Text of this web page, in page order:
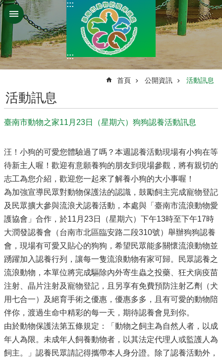
跳到主要內容區塊
搜
尋
進
階
搜
尋
處
務
業
務
職
掌
公
開
資
訊
會
計
專
區
互
動
專
區
:::
:::
首頁 公開資訊 活動訊息
活動訊息
臺南市動物之家11月23日（星期六）狗狗認養活動訊息
汪！小狗的可愛您體驗過了嗎？本週認養活動現場有小狗在等
待新主人喔！歡迎有意願養狗的朋友到現場參觀，將有親切的
志工為您介紹，歡迎您一起來了解養小狗的大小事喔！
為加強宣導民眾對動物保護法的認識，鼓勵飼主完成寵物登記
及民眾擴大參與流浪犬認養活動，本處與「臺南市流浪動物愛
護協會」合作，於11月23日（星期六）下午13時至下午17時
大潤發認養會（台南市北區臨安路二段310號）舉辦狗狗認養
會，現場有可愛又貼心的狗狗，希望民眾能多關懷流浪動物並
踴躍加入認養行列，讓每一隻流浪動物有家可歸。民眾認養之
流浪動物，本單位將完成驅除內外寄生蟲之投藥、狂犬病疫苗
注射、晶片注射及寵物登記，且另享有免費預防注射乙劑（犬
用七合一）及絕育手術之優惠，優惠多多，且有可愛的動物陪
伴你，渡過生命中精彩的每一天，期待認養會見到你。
由於動物保護法第五條規定：「動物之飼主為自然人者，以成
年人為限。未成年人飼養動物者，以其法定代理人或監護人為
飼主。」認養民眾請記得攜帶本人身分證。除了認養活動外，